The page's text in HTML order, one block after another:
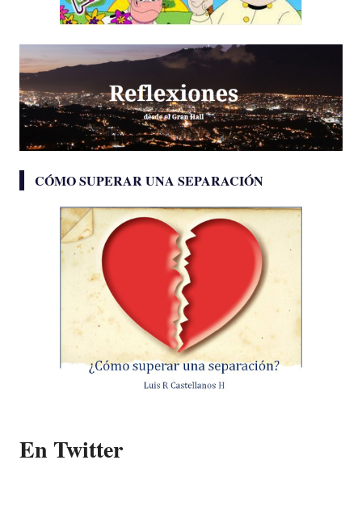
CÓMO SUPERAR UNA SEPARACIÓN
En Twitter